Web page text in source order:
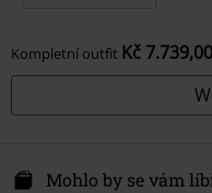
Kompletní outfit Kč 7.739,00
Mohlo by se vám